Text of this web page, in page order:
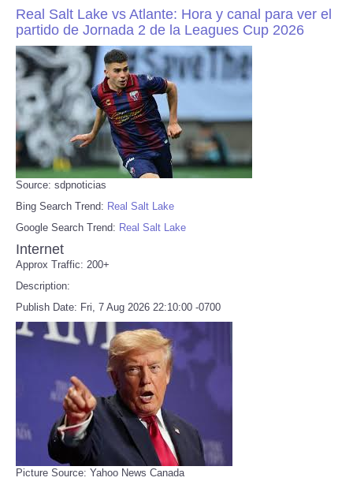
Real Salt Lake vs Atlante: Hora y canal para ver el
partido de Jornada 2 de la Leagues Cup 2026
Source: sdpnoticias
Bing Search Trend: Real Salt Lake
Google Search Trend: Real Salt Lake
Internet
Approx Traffic: 200+
Description:
Publish Date: Fri, 7 Aug 2026 22:10:00 -0700
Picture Source: Yahoo News Canada